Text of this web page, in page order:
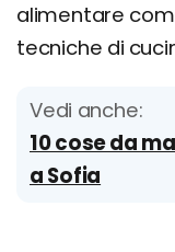
alimentare
tecniche di
Vedi anche:
10 cose da
a Sofia